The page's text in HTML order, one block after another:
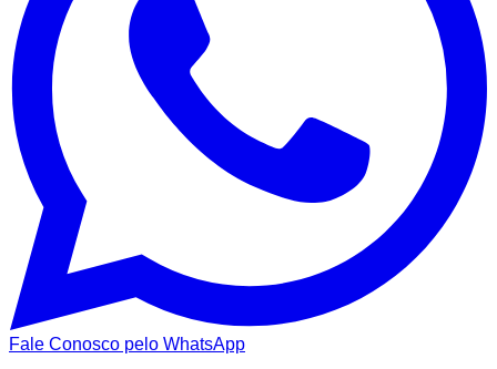
Fale Conosco pelo WhatsApp